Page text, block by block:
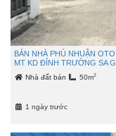
BÁN NHÀ PHÚ NHUẬN
MT KD ĐỈNH TRƯỜNG SA
Nhà đất bán 50m2
1 ngày trước